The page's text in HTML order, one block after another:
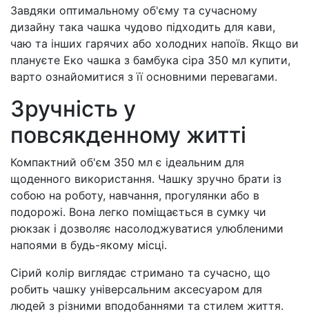
Завдяки оптимальному об'єму та сучасному
дизайну така чашка чудово підходить для кави,
чаю та інших гарячих або холодних напоїв. Якщо ви
плануєте Еко чашка з бамбука сіра 350 мл купити,
варто ознайомитися з її основними перевагами.
Зручність у
повсякденному житті
Компактний об'єм 350 мл є ідеальним для
щоденного використання. Чашку зручно брати із
собою на роботу, навчання, прогулянки або в
подорожі. Вона легко поміщається в сумку чи
рюкзак і дозволяє насолоджуватися улюбленими
напоями в будь-якому місці.
Сірий колір виглядає стримано та сучасно, що
робить чашку універсальним аксесуаром для
людей з різними вподобаннями та стилем життя.